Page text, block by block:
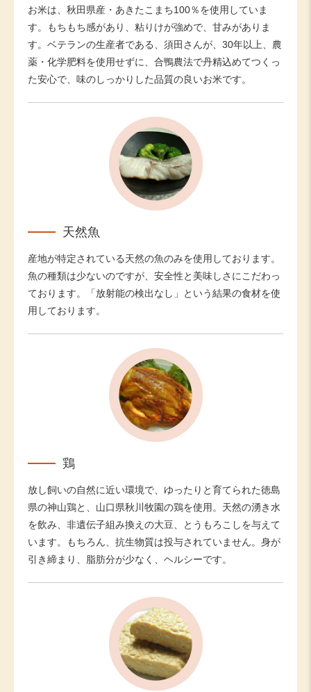
お米は、秋田県産・あきたこまち100％を使用していま
す。もちもち感があり、粘りけが強めで、甘みがありま
す。ベテランの生産者である、須田さんが、30年以上、農
薬・化学肥料を使用せずに、合鴨農法で丹精込めてつくっ
た安心で、味のしっかりした品質の良いお米です。
天然魚
産地が特定されている天然の魚のみを使用しております。
魚の種類は少ないのですが、安全性と美味しさにこだわっ
ております。「放射能の検出なし」という結果の食材を使
用しております。
鶏
放し飼いの自然に近い環境で、ゆったりと育てられた徳島
県の神山鶏と、山口県秋川牧園の鶏を使用。天然の湧き水
を飲み、非遺伝子組み換えの大豆、とうもろこしを与えて
います。もちろん、抗生物質は投与されていません。身が
引き締まり、脂肪分が少なく、ヘルシーです。